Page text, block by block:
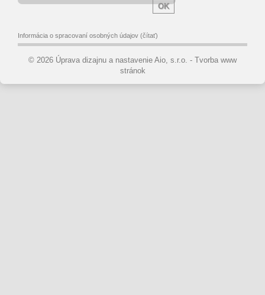
© 2026 Úprava dizajnu a nastavenie Aio, s.r.o. - Tvorba www
stránok
OK
Informácia o spracovaní osobných údajov (čítať)